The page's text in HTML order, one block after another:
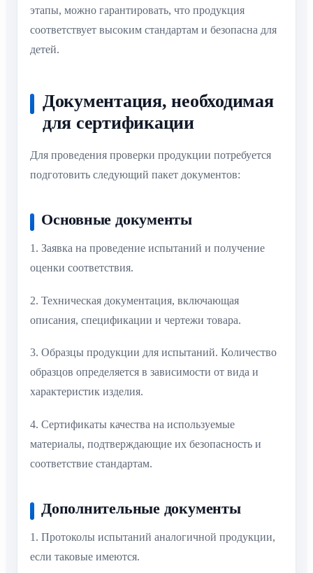
этапы, можно гарантировать, что продукция
соответствует высоким стандартам и безопасна для
детей.
Документация, необходимая
для сертификации
Для проведения проверки продукции потребуется
подготовить следующий пакет документов:
Основные документы
1. Заявка на проведение испытаний и получение
оценки соответствия.
2. Техническая документация, включающая
описания, спецификации и чертежи товара.
3. Образцы продукции для испытаний. Количество
образцов определяется в зависимости от вида и
характеристик изделия.
4. Сертификаты качества на используемые
материалы, подтверждающие их безопасность и
соответствие стандартам.
Дополнительные документы
1. Протоколы испытаний аналогичной продукции,
если таковые имеются.